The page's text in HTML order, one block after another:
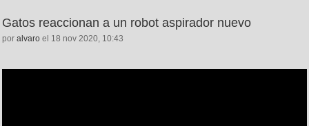
Gatos reaccionan a un robot aspirador nuevo
por alvaro el 18 nov 2020, 10:43